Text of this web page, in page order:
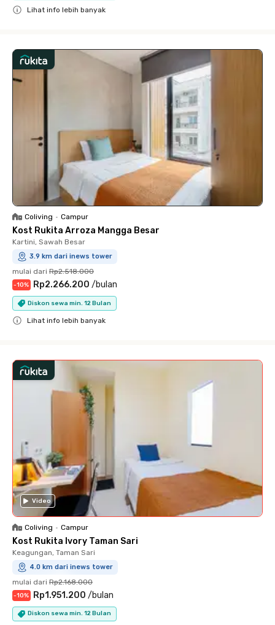
Lihat info lebih banyak
Coliving • Campur
Kost Rukita Arroza Mangga Besar
Kartini, Sawah Besar
3.9 km dari inews tower
mulai dari Rp2.518.000
-10% Rp2.266.200 /bulan
Diskon sewa min. 12 Bulan
Lihat info lebih banyak
Video
Coliving • Campur
Kost Rukita Ivory Taman Sari
Keagungan, Taman Sari
4.0 km dari inews tower
mulai dari Rp2.168.000
-10% Rp1.951.200 /bulan
Diskon sewa min. 12 Bulan